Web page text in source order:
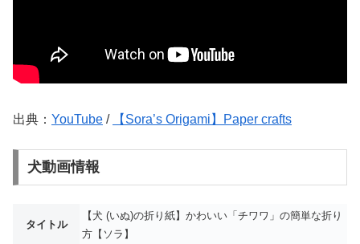
出典： YouTube / 【Sora’s Origami】Paper crafts
犬動画情報
タイトル
【犬 (いぬ)の折り紙】かわいい「チワワ」の簡単な折り
方【ソラ】